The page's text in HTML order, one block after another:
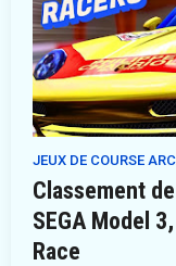
JEUX DE COURSE
Classement
SEGA Model
Race